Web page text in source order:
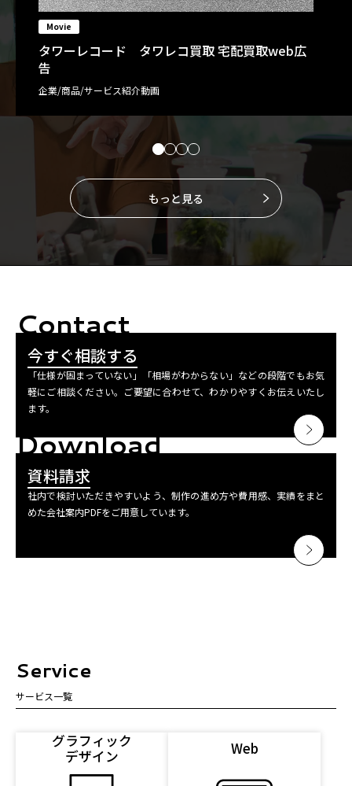
Movie
タワーレコード タワレコ買取 宅配買取web広
告
企業/商品/サービス紹介動画
もっと見る
Contact
今すぐ相談する
「仕様が固まっていない」「相場がわからない」などの段階でもお気
軽にご相談ください。ご要望に合わせて、わかりやすくお伝えいたし
ます。
Download
資料請求
社内で検討いただきやすいよう、制作の進め方や費用感、実績をまと
めた会社案内PDFをご用意しています。
Service
サービス一覧
グラフィック
デザイン
Web